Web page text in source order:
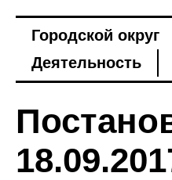
Городской округ
Деятельность